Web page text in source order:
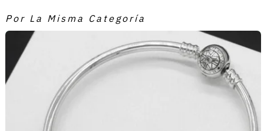
Por La Misma Categoría